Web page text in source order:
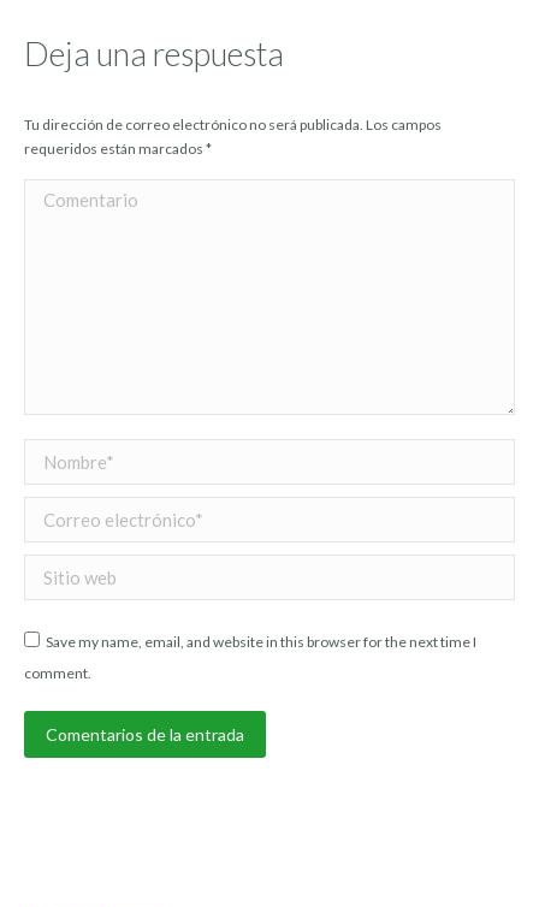
Deja una respuesta
Tu dirección de correo electrónico no será publicada. Los campos
requeridos están marcados *
Comentario
Nombre *
Correo electrónico *
Sitio web
Save my name, email, and website in this browser for the next time I
comment.
Comentarios de la entrada